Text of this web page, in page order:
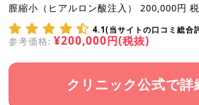
膣縮小（ヒアルロン酸注入） 200,000円
4.1(当サイトの口コミ総合
参考価格: ¥200,000円(税抜)
クリニック公式で詳